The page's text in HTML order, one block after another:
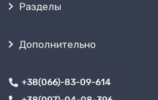
Разделы
Дополнительно
+38(066)-83-09-614